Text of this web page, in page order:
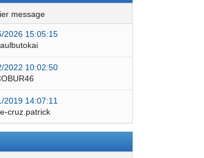
message
2026 15:05:15
2022 10:02:50
2019 14:07:11
cruz.patrick